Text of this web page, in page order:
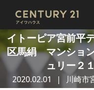
イトーピア宮前平
区馬絹 マンショ
ュリー２
2020.02.01 川崎市